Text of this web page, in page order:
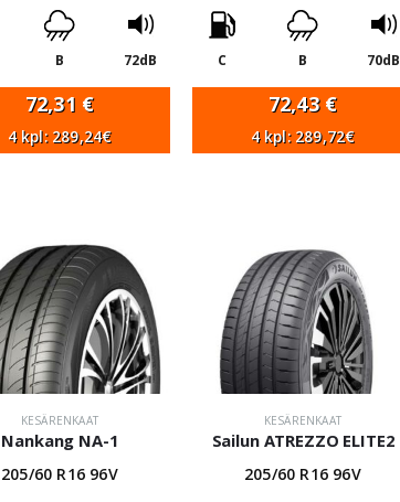
B 72dB
72,31 €
4 kpl: 289,24€
C B 70dB
72,43 €
4 kpl: 289,72€
KESÄRENKAAT
Nankang NA-1
205/60 R16 96V
KESÄRENKAAT
Sailun ATREZZO ELITE2
205/60 R16 96V